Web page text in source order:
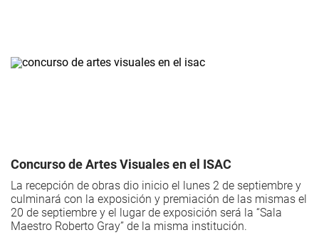
Concurso de Artes Visuales en el ISAC
La recepción de obras dio inicio el lunes 2 de septiembre y
culminará con la exposición y premiación de las mismas el
20 de septiembre y el lugar de exposición será la “Sala
Maestro Roberto Gray” de la misma institución.